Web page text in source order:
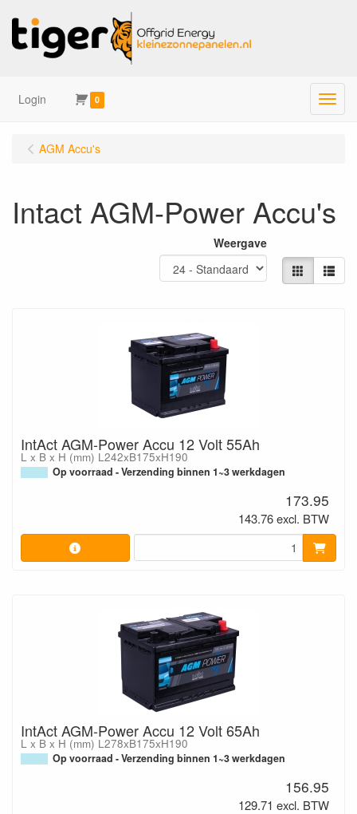
Login 0 Menu
AGM Accu's
Intact AGM-Power Accu's
Weergave
IntAct AGM-Power Accu 12 Volt 55Ah
L x B x H (mm) L242xB175xH190
Op voorraad - Verzending binnen 1~3 werkdagen
173.95
143.76 excl. BTW
IntAct AGM-Power Accu 12 Volt 65Ah
L x B x H (mm) L278xB175xH190
Op voorraad - Verzending binnen 1~3 werkdagen
156.95
129.71 excl. BTW